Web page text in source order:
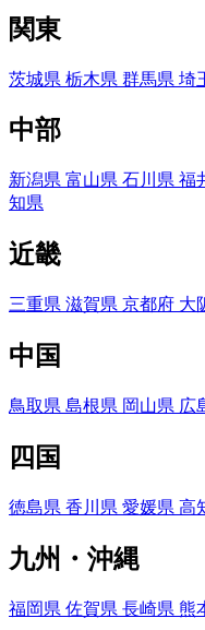
関東
茨城県 栃木県 群馬県 埼
中部
新潟県 富山県 石川県 福
知県
近畿
三重県 滋賀県 京都府 大
中国
鳥取県 島根県 岡山県 広
四国
徳島県 香川県 愛媛県 高
九州・沖縄
福岡県 佐賀県 長崎県 熊